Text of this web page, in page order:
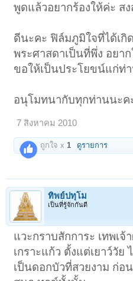
พูดแล้วอยากร้องให้ค่ะ ส
ดีนะคะ ฟิล์มภูมิใจที่ได้เกิ
พระศาสดาเป็นที่พึ่ง อยา
ขอให้เป็นประโยขน์แก่ท่
อนุโมทนากับทุกท่านนะค
7 สิงหาคม 2010
ถูกใจ x 1 ดูรายการ
ทิพย์ปทุโม
เป็นที่รู้จักกันดี
แวะกราบสักการะ เทพเ
เกราะแก้ว ตั้งแต่เยาว์วัย
เป็นดอกบัวที่สวยงาม ก่อ